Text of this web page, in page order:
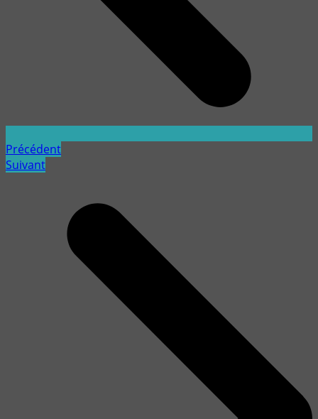
Précédent
Suivant